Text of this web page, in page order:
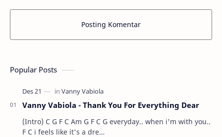
Posting Komentar
Popular Posts
Vanny Vabiola - Thank You For Everything Dear
(Intro) C G F C Am G F C G everyday.. when i'm with you..
F C i feels like it's a dre…